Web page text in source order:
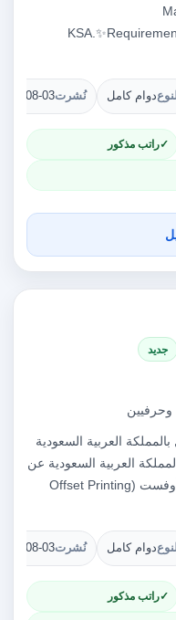
دوام كامل نُشرت08-03
راتب مذكور
جديد
وحرفيين
العربية السعودية
العربية السعودية عن
حاجتها إلى: فني آلات طباعة أوفست (Offset Printing
دوام كامل نُشرت08-03
راتب مذكور